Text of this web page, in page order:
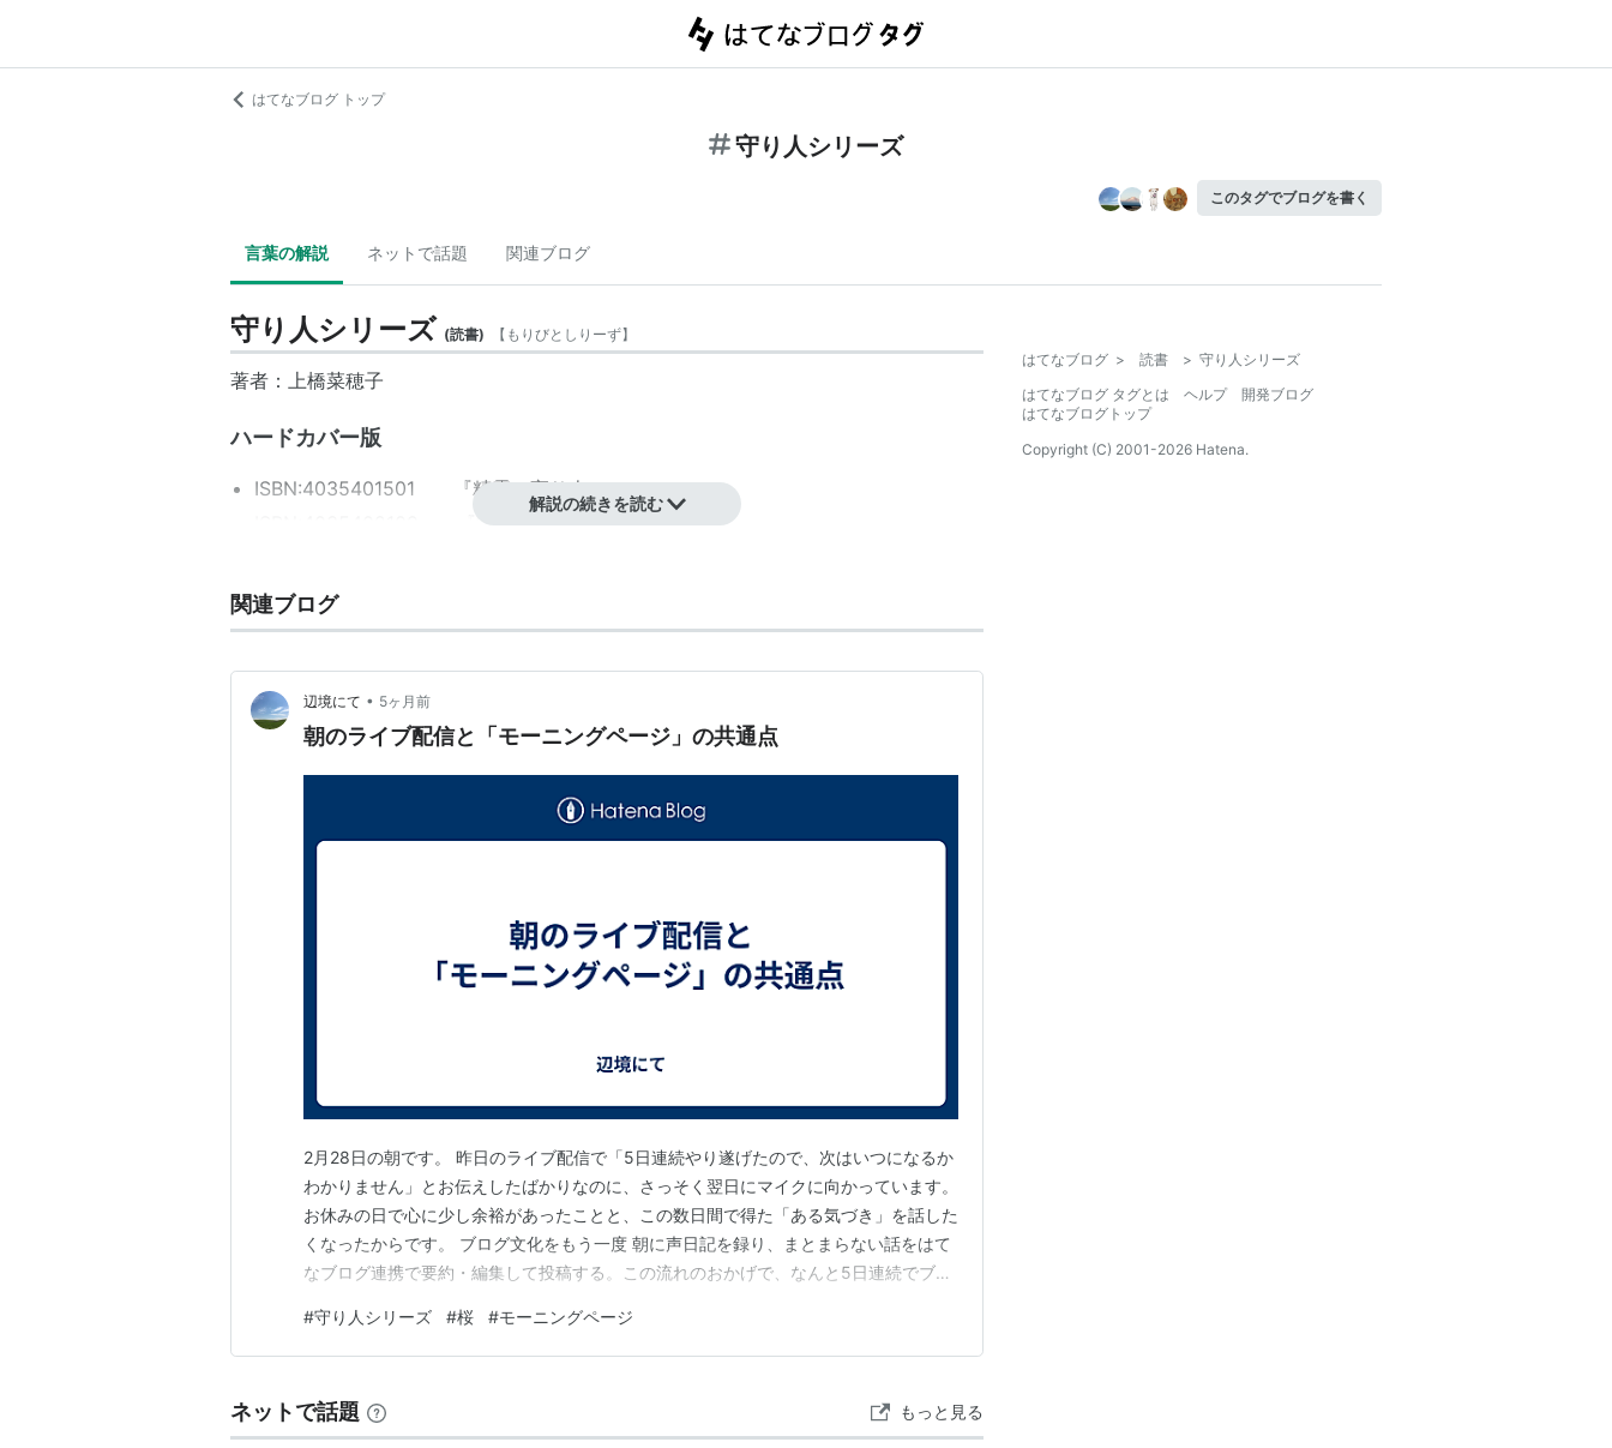
はてなブログ トップ
守り人シリーズ
このタグでブログを書く
言葉の解説 ネットで話題 関連ブログ
守り人シリーズ (読書) 【 もりびとしりーず】
著者： 上橋菜穂子
ハードカバー版
ISBN:4035401501 『精霊の守り人』
『闇の守り人』
ISBN:4035402702
ISBN:403540280X『神の守り人 来訪編』
ISBN:4035403105『蒼路の旅人』
ISBN:4035403202『天と地の守り人 第一部』
『天と地の守り人 第三部』
ISBN:4035403601『流れ行く者 守り人短編集』
文庫版
解説の続きを読む
関連ブログ
辺境にて • 5ヶ月前
朝のライブ配信と「モーニングページ」の共通点
2月28日の朝です。 昨日のライブ配信で「5日連続やり遂げたので、次はいつになるか
わかりません」とお伝えしたばかりなのに、さっそく翌日にマイクに向かっています。
お休みの日で心に少し余裕があったことと、この数日間で得た「ある気づき」を話した
くなったからです。 ブログ文化をもう一度 朝に声日記を録り、まとまらない話をはて
なブログ連携で要約・編集して投稿する。この流れのおかげで、なんと5日連続でブロ
湧いてきて、とてもうれしいです。 かつて流行し、SNSの波に押されて少し潜伏して
いた感じがするブログという文化（少なくともわた…
#守り人シリーズ #桜 #モーニングページ
ネットで話題 もっと見る
はてなブログ > 読書 > 守り人シリーズ
はてなブログ タグとは
ヘルプ
開発ブログ
はてなブログトップ
Copyright (C) 2001-2026 Hatena.